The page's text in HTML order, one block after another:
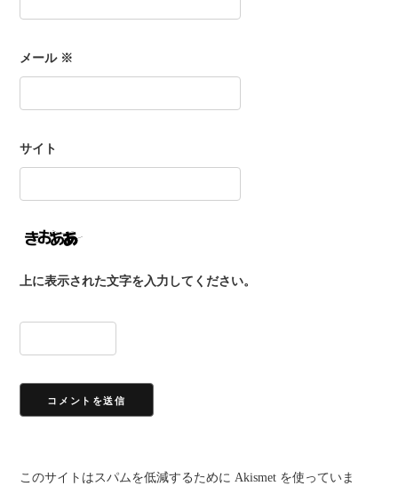
メール ※
サイト
上に表示された文字を入力してください。
このサイトはスパムを低減するために Akismet を使っていま